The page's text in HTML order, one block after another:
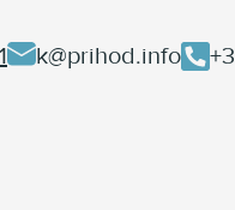
k@prihod.info